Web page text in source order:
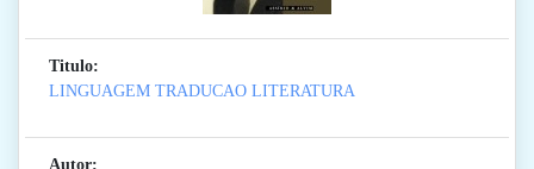
Titulo:
LINGUAGEM TRADUCAO LITERATURA
Autor: